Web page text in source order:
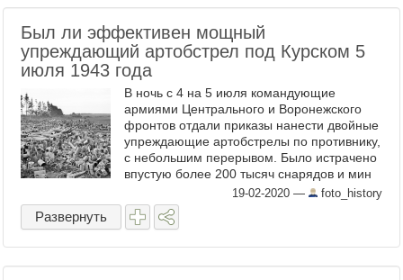
Был ли эффективен мощный
упреждающий артобстрел под Курском 5
июля 1943 года
В ночь с 4 на 5 июля командующие
армиями Центрального и Воронежского
фронтов отдали приказы нанести двойные
упреждающие артобстрелы по противнику,
с небольшим перерывом. Было истрачено
впустую более 200 тысяч снарядов и мин
— по моим подсчетам. Заодно произошла
демаскировка наших ...
19-02-2020 — foto_history
Развернуть